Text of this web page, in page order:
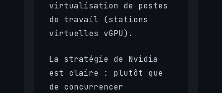
virtualisation de postes
de travail (stations
virtuelles vGPU).
La stratégie de Nvidia
est claire : plutôt que
de concurrencer